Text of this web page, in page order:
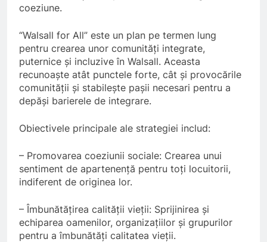
coeziune.
“Walsall for All” este un plan pe termen lung
pentru crearea unor comunități integrate,
puternice și incluzive în Walsall. Aceasta
recunoaște atât punctele forte, cât și provocările
comunității și stabilește pașii necesari pentru a
depăși barierele de integrare.
Obiectivele principale ale strategiei includ:
– Promovarea coeziunii sociale: Crearea unui
sentiment de apartenență pentru toți locuitorii,
indiferent de originea lor.
– Îmbunătățirea calității vieții: Sprijinirea și
echiparea oamenilor, organizațiilor și grupurilor
pentru a îmbunătăți calitatea vieții.